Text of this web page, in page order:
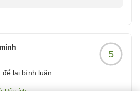
戴し、大変嬉しく拝読いたしまし
ちよくお過ごしいただけるお手伝い
しても、各国のメニューをお楽し
5
lại bình luận.
Hữu ích